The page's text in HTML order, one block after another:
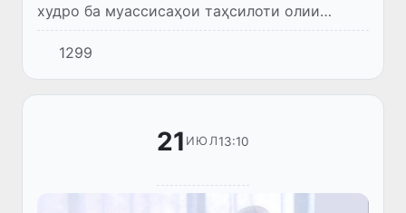
худро ба муассисаҳои таҳсилоти олии
ғайридавлатӣ интиқол диҳанд, муҳлати
қабули аризаҳо дароз карда шуд.
1299
21 ИЮЛ13:10